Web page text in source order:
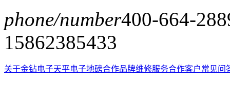
phone/number400-664-
15862385433
关于金钻电子天平电子地磅合作品牌维修服务合作客户常见问